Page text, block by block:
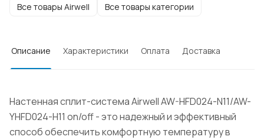
Все товары Airwell Все товары категории
Описание Характеристики Оплата Доставка
Настенная сплит-система Airwell AW-HFD024-N11/AW-
YHFD024-H11 on/off - это надежный и эффективный
способ обеспечить комфортную температуру в